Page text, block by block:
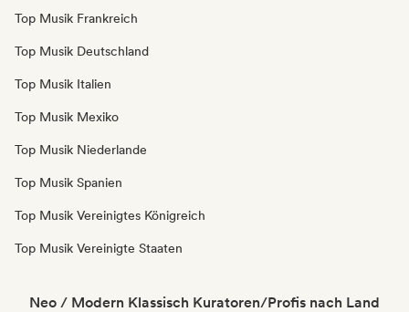
Top Musik Frankreich
Top Musik Deutschland
Top Musik Italien
Top Musik Mexiko
Top Musik Niederlande
Top Musik Spanien
Top Musik Vereinigtes Königreich
Top Musik Vereinigte Staaten
Neo / Modern Klassisch Kuratoren/Profis nach Land